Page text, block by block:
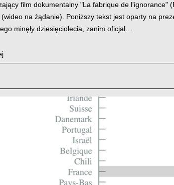
film dokumentalny "La fabrique de l'ignorance"
na żądanie). Poniższy tekst jest oparty na
minęły dziesięciolecia, zanim oficjal…
Covid19: